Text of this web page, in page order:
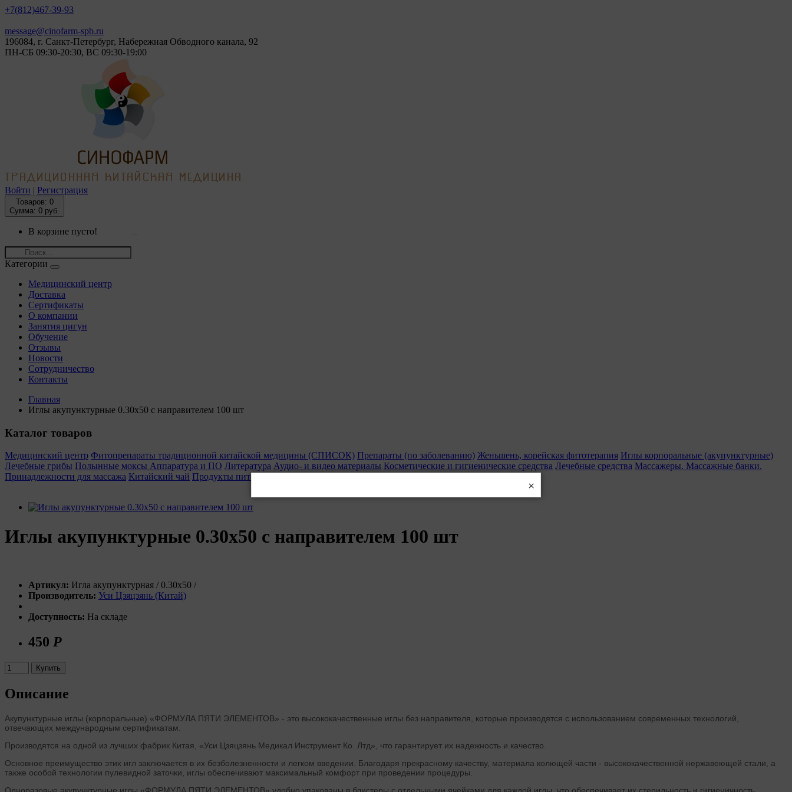
+7(812)467-39-93
message@cinofarm-spb.ru
196084, г. Санкт-Петербург, Набережная Обводного канала, 92
ПН-СБ 09:30-20:30, ВС 09:30-19:00
Войти | Регистрация
Товаров: 0
Сумма: 0 руб.
В корзине пусто!
Категории
Медицинский центр
Доставка
Сертификаты
О компании
Занятия цигун
Обучение
Отзывы
Новости
Сотрудничество
Контакты
Главная
Иглы акупунктурные 0.30х50 с направителем 100 шт
Каталог товаров
Медицинский центр Фитопрепараты традиционной китайской медицины (СПИСОК) Препараты (по заболеванию) Женьшень, корейская фитотерапия Иглы корпоральные (акупунктурные)
Лечебные грибы Полынные моксы Аппаратура и ПО Литература Аудио- и видео материалы Косметические и гигиенические средства Лечебные средства Массажеры. Массажные банки.
Принадлежности для массажа Китайский чай Продукты питания БАДы из Китая БАДы из Японии
Иглы акупунктурные 0.30х50 с направителем 100 шт
Артикул: Игла акупунктурная / 0.30х50 /
Производитель: Уси Цзяцзянь (Китай)
Доступность: На складе
450 Р
Купить
Описание
Акупунктурные иглы (корпоральные) «ФОРМУЛА ПЯТИ ЭЛЕМЕНТОВ» - это высококачественные иглы без направителя, которые производятся с использованием современных технологий,
отвечающих международным сертификатам.
Производятся на одной из лучших фабрик Китая, «Уси Цзяцзянь Медикал Инструмент Ко. Лтд», что гарантирует их надежность и качество.
Основное преимущество этих игл заключается в их безболезненности и легком введении. Благодаря прекрасному качеству, материала колющей части - высококачественной нержавеющей стали, а
также особой технологии пулевидной заточки, иглы обеспечивают максимальный комфорт при проведении процедуры.
×